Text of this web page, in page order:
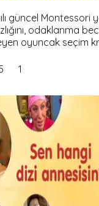
güncel Montessori
odaklanma
oyuncak seçim
1